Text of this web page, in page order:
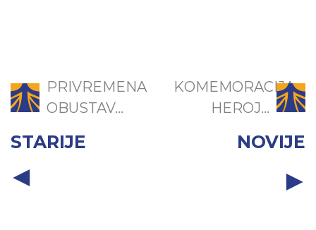
PRIVREMENA
OBUSTAV...
STARIJE
KOMEMORACIJA
HEROJ...
NOVIJE